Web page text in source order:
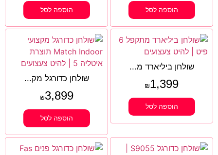
הוספה לסל הוספה לסל
שולחן ביליארד מ...
₪1,399
הוספה לסל
שולחן כדורגל מק...
₪3,899
הוספה לסל